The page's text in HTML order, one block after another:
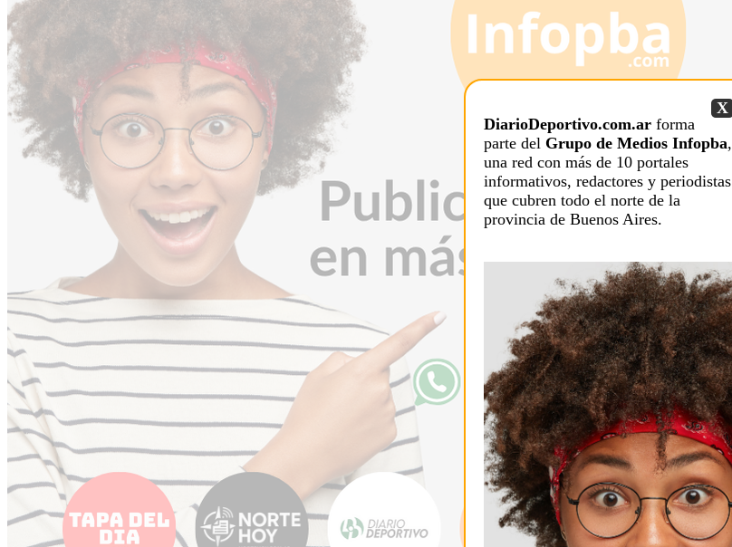
X
DiarioDeportivo.com.ar forma
parte del Grupo de Medios Infopba,
una red con más de 10 portales
informativos, redactores y periodistas
que cubren todo el norte de la
provincia de Buenos Aires.